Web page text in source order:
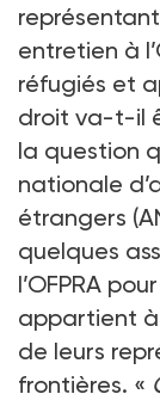
entretien à
réfugiés et
droit va-t-il
la question
nationale
étrangers
quelques
l’OFPRA
appartient à
de leurs
frontières. «